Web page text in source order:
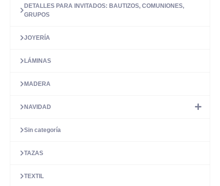
DETALLES PARA INVITADOS: BAUTIZOS, COMUNIONES,
GRUPOS
JOYERÍA
LÁMINAS
MADERA
NAVIDAD
Sin categoría
TAZAS
TEXTIL